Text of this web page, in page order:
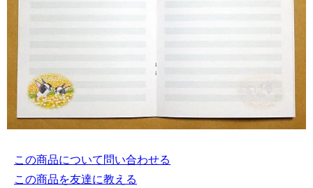
この商品について問い合わせる
この商品を友達に教える